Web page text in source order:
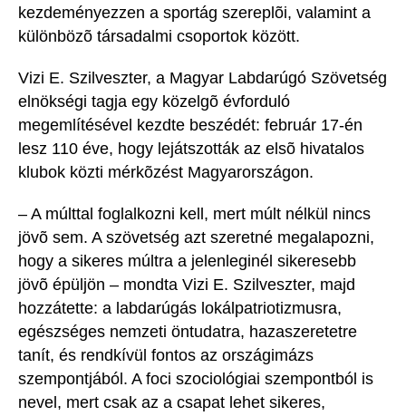
kezdeményezzen a sportág szereplõi, valamint a
különbözõ társadalmi csoportok között.
Vizi E. Szilveszter, a Magyar Labdarúgó Szövetség
elnökségi tagja egy közelgõ évforduló
megemlítésével kezdte beszédét: február 17-én
lesz 110 éve, hogy lejátszották az elsõ hivatalos
klubok közti mérkõzést Magyarországon.
– A múlttal foglalkozni kell, mert múlt nélkül nincs
jövõ sem. A szövetség azt szeretné megalapozni,
hogy a sikeres múltra a jelenleginél sikeresebb
jövõ épüljön – mondta Vizi E. Szilveszter, majd
hozzátette: a labdarúgás lokálpatriotizmusra,
egészséges nemzeti öntudatra, hazaszeretetre
tanít, és rendkívül fontos az országimázs
szempontjából. A foci szociológiai szempontból is
nevel, mert csak az a csapat lehet sikeres,